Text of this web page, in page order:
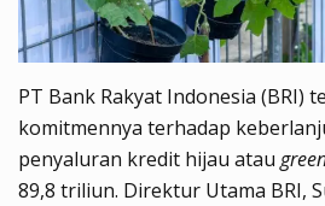
PT Bank Rakyat Indonesia (BRI)
komitmennya terhadap
penyaluran kredit hijau atau
89,8 triliun. Direktur Utama BRI,